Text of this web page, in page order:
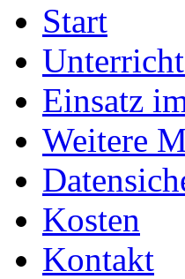
Start
Einsatz
Weitere
Kosten
Kontakt